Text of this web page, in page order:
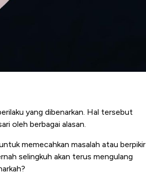
yang dibenarkan. Hal tersebut
oleh berbagai alasan.
memecahkan masalah atau berpikir
selingkuh akan terus mengulang